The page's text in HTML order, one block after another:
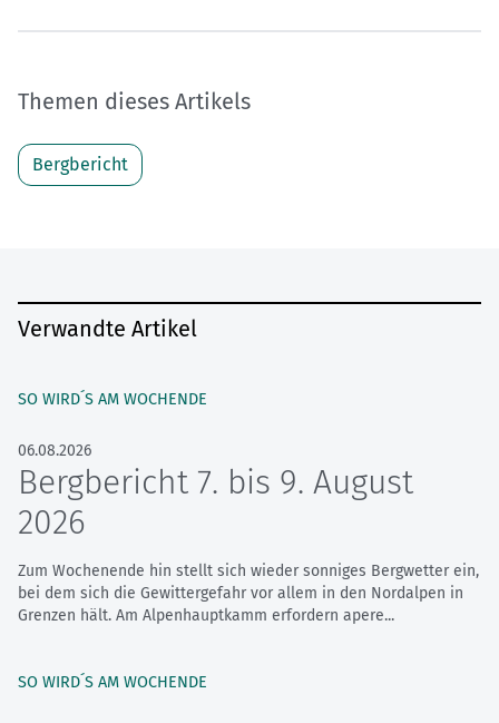
Themen dieses Artikels
Bergbericht
Verwandte Artikel
SO WIRD´S AM WOCHENDE
06.08.2026
Bergbericht 7. bis 9. August
2026
Zum Wochenende hin stellt sich wieder sonniges Bergwetter ein,
bei dem sich die Gewittergefahr vor allem in den Nordalpen in
Grenzen hält. Am Alpenhauptkamm erfordern apere...
SO WIRD´S AM WOCHENDE